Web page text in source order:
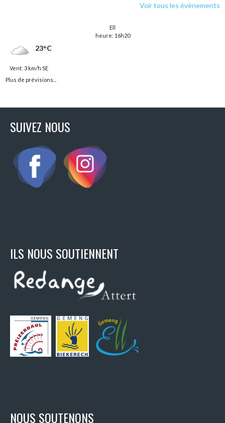
Voir tous les évènements
Ell
heure: 16h20
23°C
Vent: 3 km/h SE
Plus de prévisions...
SUIVEZ NOUS
ILS NOUS SOUTIENNENT
NOUS SOUTENONS